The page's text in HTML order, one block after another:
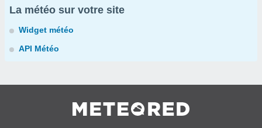
La météo sur votre site
Widget météo
API Météo